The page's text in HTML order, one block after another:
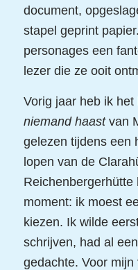
document,
stapel geprint
personages een
lezer die ze ooit
Vorig jaar heb ik het
niemand haastvan
gelezen tijdens een
lopen van de
moment: ik moest
kiezen. Ik wilde
schrijven, had al
gedachte. Voor